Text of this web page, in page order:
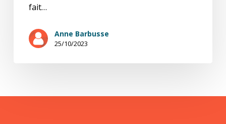
fait…
Anne Barbusse
25/10/2023